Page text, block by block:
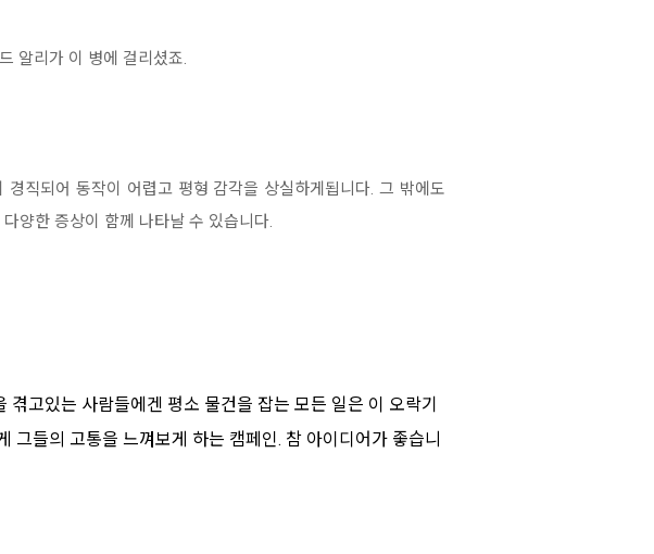
알리가 이 병에 걸리셨죠.
직되어 동작이 어렵고 평형 감각을 상실하게됩니다. 그 밖에도
양한 증상이 함께 나타날 수 있습니다.
고있는 사람들에겐 평소 물건을 잡는 모든 일은 이 오락기
그들의 고통을 느껴보게 하는 캠페인. 참 아이디어가 좋습니